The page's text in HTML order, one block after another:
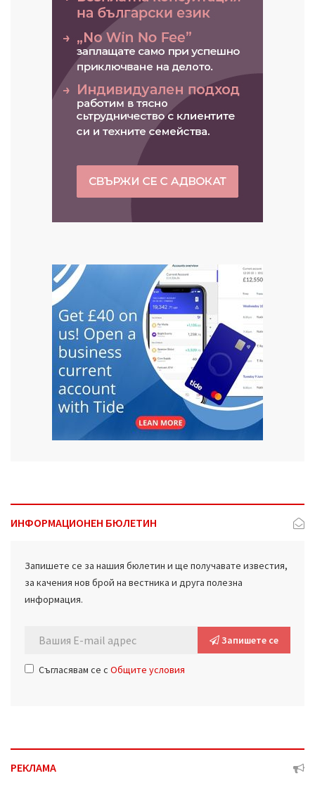
ИНФОРМАЦИОНЕН БЮЛЕТИН
Запишете се за нашия бюлетин и ще получавате известия,
за качения нов брой на вестника и друга полезна
информация.
Запишете се
Съгласявам се с Общите условия
РЕКЛАМА